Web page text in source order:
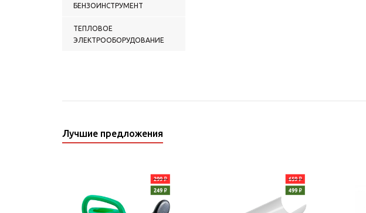
БЕНЗОИНСТРУМЕНТ
ТЕПЛОВОЕ
ЭЛЕКТРООБОРУДОВАНИЕ
Лучшие предложения